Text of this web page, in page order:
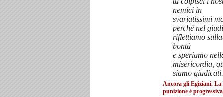
nemici in
svariatissimi
perché nel
riflettiamo
bontà
e speriamo
misericordia,
siamo giudicati.
Ancora gli Egiziani. La
punizione è progressiva